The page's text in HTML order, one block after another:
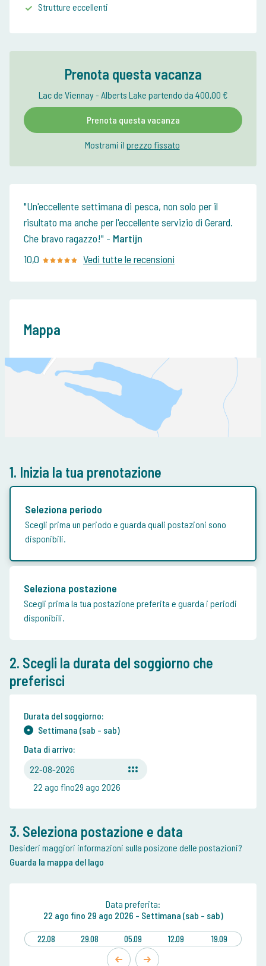
Strutture eccellenti
Prenota questa vacanza
Lac de Viennay - Alberts Lake partendo da 400,00 €
Prenota questa vacanza
Mostrami il prezzo fissato
Un'eccellente settimana di pesca, non solo per il
risultato ma anche per l'eccellente servizio di Gerard.
Che bravo ragazzo! - Martijn
10,0
Vedi tutte le recensioni
Mappa
1. Inizia la tua prenotazione
Seleziona periodo
Scegli prima un periodo e guarda quali postazioni sono
disponibili.
Seleziona postazione
Scegli prima la tua postazione preferita e guarda i periodi
disponibili.
2. Scegli la durata del soggiorno che
preferisci
Durata del soggiorno:
Settimana (sab - sab)
Data di arrivo:
22-08-2026
22 ago fino29 ago 2026
3. Seleziona postazione e data
Desideri maggiori informazioni sulla posizone delle postazioni?
Guarda la mappa del lago
Data preferita:
22 ago fino 29 ago 2026 - Settimana (sab - sab)
22.08 29.08 05.09 12.09 19.09